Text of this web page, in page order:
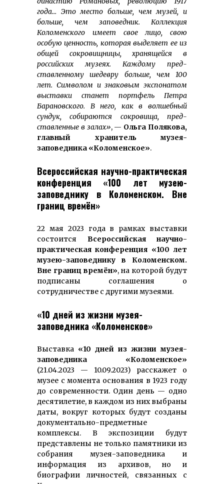
года… Это место больше, чем музей, и
больше, чем заповедник. Коллекция
Коломенского имеет свое лицо, свою
особую ценность, которая выделяет ее из
общей сокровищницы, хранящейся в
российских музеях. Каждому пред­
ставленному шедевру больше, чем 100
лет. Символом и знаковым экспонатом
выставки станет портфель Петра
Барановского. В него, как в волшебный
сундук, собираются сокровища, пред­
ставленные в залах», — Ольга Полякова,
главный хранитель музея-
заповедника «Коломенское».
Всероссийская научно-практическая
конференция «100 лет музею-
заповеднику в Коломенском. Вне
границ времён»
22 мая 2023 года в рамках выставки
состоится Всероссийская научно-
прак­тическая конференция «100 лет
музею-заповеднику в Коломенском.
Вне границ времён», на которой будут
подписаны соглашения о
сотрудничестве с другими музеями.
«10 дней из жизни музея-
заповедника «Коломенское»
Выставка «10 дней из жизни музея-
заповедника «Коломенское»
(21.04.2023 — 10.09.2023) расскажет о
музее с момента основания в 1923 году
до современности. Один день — одно
десятилетие, в каждом из них выбраны
даты, вокруг которых будут созданы
документально-предметные
комплексы. В экспозиции будут
представлены не только памятники из
собрания музея-заповедника и
информация из архивов, но и
биографии личностей, связанных с